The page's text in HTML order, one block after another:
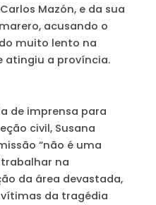
Mazón, e da sua
acusando o
muito lento na
atingiu a província.
de imprensa para
civil, Susana
“não é uma
trabalhar na
da área devastada,
da tragédia